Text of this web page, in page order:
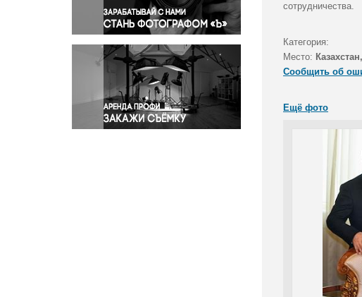
Происшествия и конфликты
Религия
Светская жизнь
Спорт
Экология
Экономика и бизнес
сотрудничества.
Категория:
Место:
Сообщить об
Ещё фото